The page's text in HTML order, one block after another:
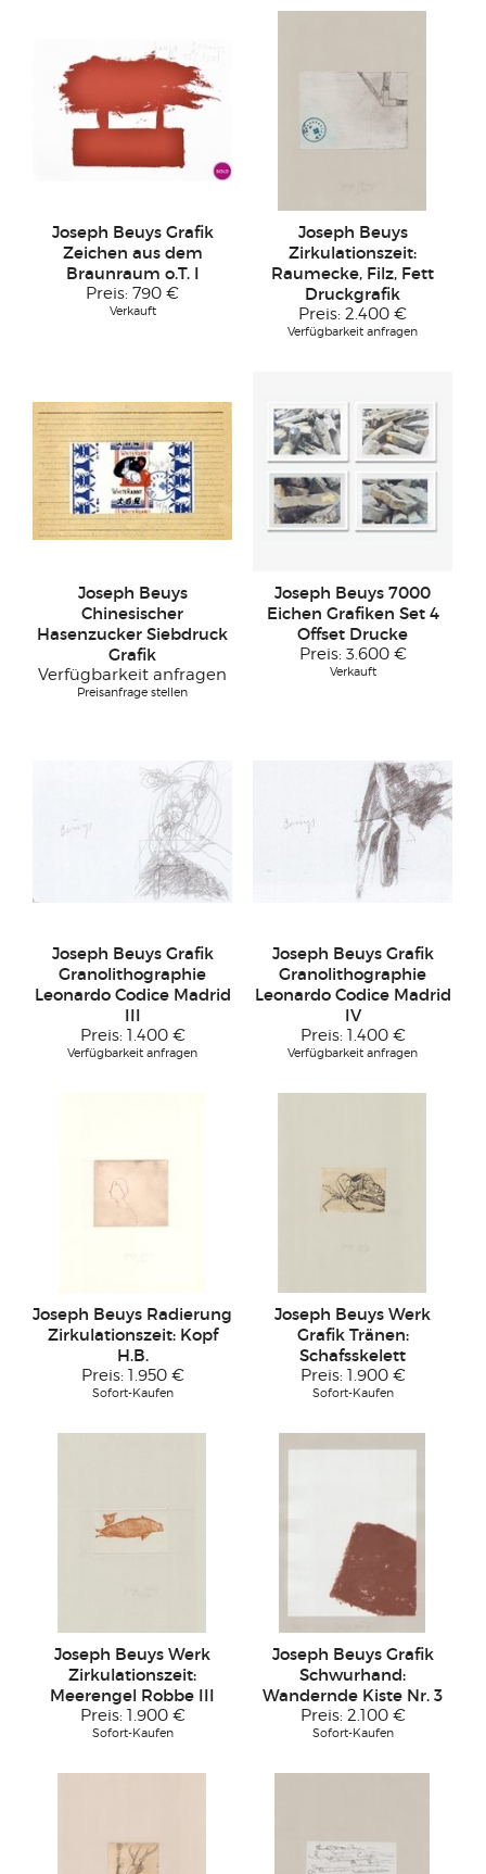
Joseph Beuys Grafik
Zeichen aus dem
Braunraum o.T. I
Preis: 790 €
Verkauft
Joseph Beuys
Zirkulationszeit:
Raumecke, Filz, Fett
Druckgrafik
Preis: 2.400 €
Verfügbarkeit anfragen
Joseph Beuys
Chinesischer
Hasenzucker Siebdruck
Grafik
Verfügbarkeit anfragen
Preisanfrage stellen
Joseph Beuys 7000
Eichen Grafiken Set 4
Offset Drucke
Preis: 3.600 €
Verkauft
Joseph Beuys Grafik
Granolithographie
Leonardo Codice Madrid
III
Preis: 1.400 €
Verfügbarkeit anfragen
Joseph Beuys Grafik
Granolithographie
Leonardo Codice Madrid
IV
Preis: 1.400 €
Verfügbarkeit anfragen
Joseph Beuys Radierung
Zirkulationszeit: Kopf
H.B.
Preis: 1.950 €
Sofort-Kaufen
Joseph Beuys Werk
Grafik Tränen:
Schafsskelett
Preis: 1.900 €
Sofort-Kaufen
Joseph Beuys Werk
Zirkulationszeit:
Meerengel Robbe III
Preis: 1.900 €
Sofort-Kaufen
Joseph Beuys Grafik
Schwurhand:
Wandernde Kiste Nr. 3
Preis: 2.100 €
Sofort-Kaufen